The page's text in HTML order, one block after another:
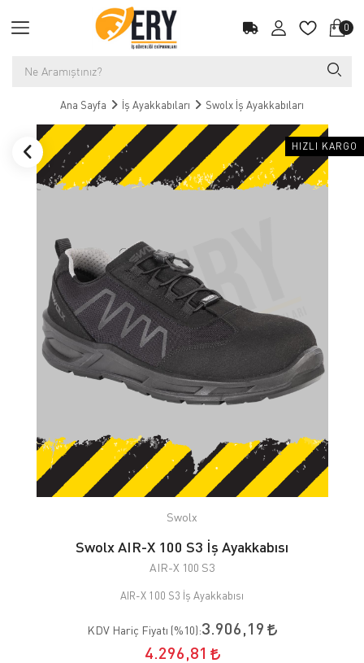
0
Ana Sayfa İş Ayakkabıları Swolx İş Ayakkabıları
HIZLI KARGO
Swolx
Swolx AIR-X 100 S3 İş Ayakkabısı
AIR-X 100 S3
AIR-X 100 S3 İş Ayakkabısı
KDV Hariç Fiyatı (%10):3.906,19
4.296,81